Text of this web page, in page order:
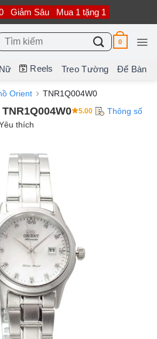
Giảm Sâu Mua 1 tặng 1
0
Nữ Reels Treo Tường Để Bàn
Orient TNR1Q004W0
5.00
Thông số
thích